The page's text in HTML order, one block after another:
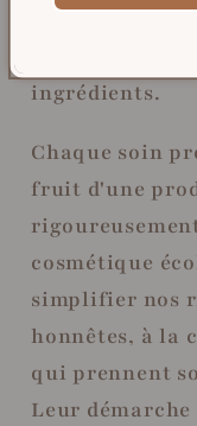
ingrédients.
Chaque soin
fruit d'une
cosmétique
simplifier nos
honnêtes, à la
qui prennent
Leur